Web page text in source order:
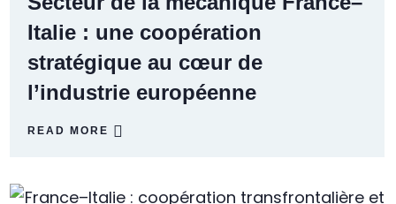
Italie : une coopération
stratégique au cœur de
l’industrie européenne
READ MORE